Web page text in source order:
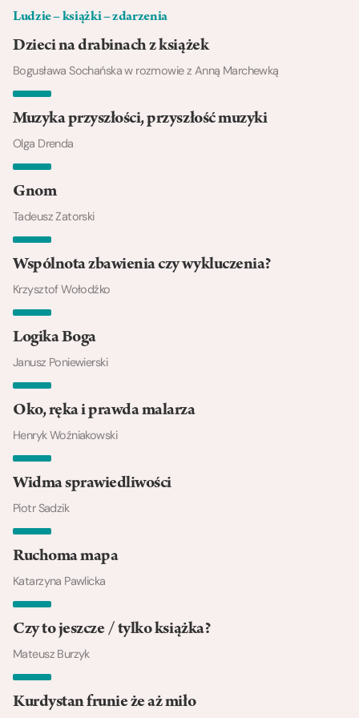
Ludzie – książki – zdarzenia
Dzieci na drabinach z książek
Bogusława Sochańska w rozmowie z Anną Marchewką
Muzyka przyszłości, przyszłość muzyki
Olga Drenda
Gnom
Tadeusz Zatorski
Wspólnota zbawienia czy wykluczenia?
Krzysztof Wołodźko
Logika Boga
Janusz Poniewierski
Oko, ręka i prawda malarza
Henryk Woźniakowski
Widma sprawiedliwości
Piotr Sadzik
Ruchoma mapa
Katarzyna Pawlicka
Czy to jeszcze / tylko książka?
Mateusz Burzyk
Kurdystan frunie że aż miło